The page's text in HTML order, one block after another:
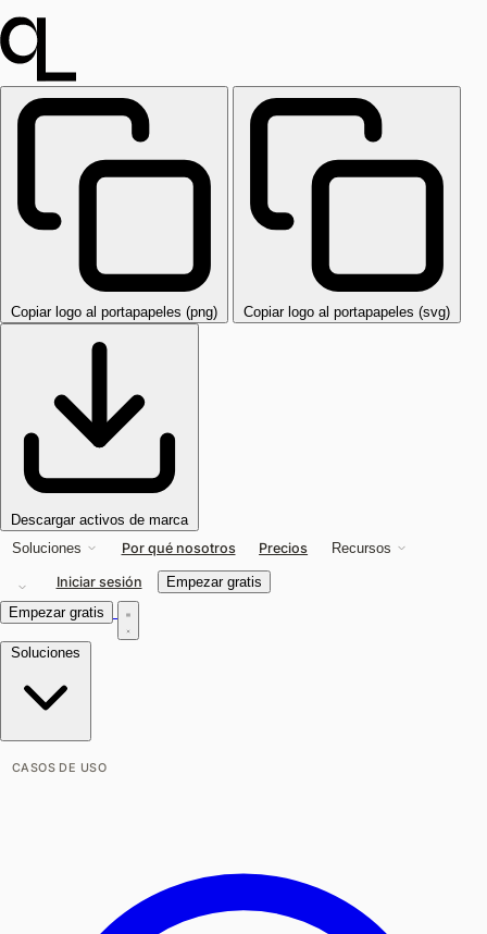
Copiar logo al portapapeles (png) Copiar logo al portapapeles (svg)
Descargar activos de marca
Soluciones Por qué nosotros Precios Recursos
Iniciar sesión
Empezar gratis
Empezar gratis
Soluciones
CASOS DE USO